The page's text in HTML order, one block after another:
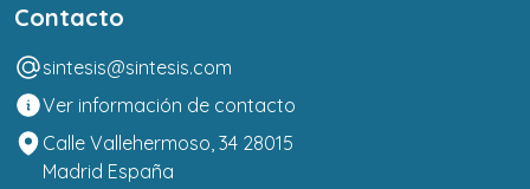
Contacto
sintesis@sintesis.com
Ver información de contacto
Calle Vallehermoso, 34 28015
Madrid España